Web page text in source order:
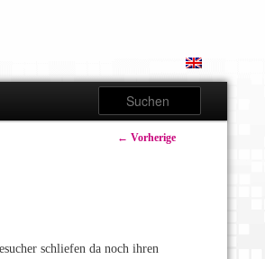
Artikelnavigation
← Vorherige
schliefen da noch ihren